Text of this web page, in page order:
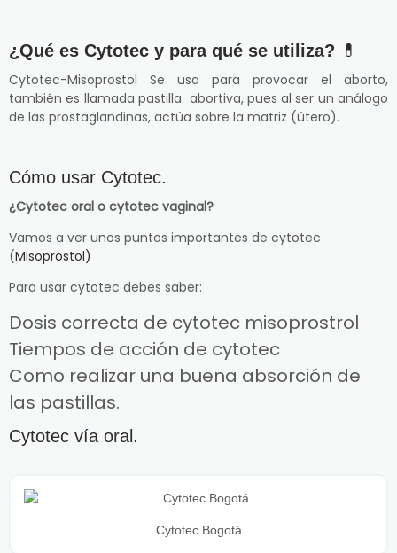
¿Qué es Cytotec y para qué se utiliza? 💊
Cytotec-Misoprostol Se usa para provocar el aborto,
también es llamada pastilla abortiva, pues al ser un análogo
de las prostaglandinas, actúa sobre la matriz (útero).
Cómo usar Cytotec.
¿Cytotec oral o cytotec vaginal?
Vamos a ver unos puntos importantes de cytotec
(Misoprostol)
Para usar cytotec debes saber:
Dosis correcta de cytotec misoprostrol
Tiempos de acción de cytotec
Como realizar una buena absorción de
las pastillas.
Cytotec vía oral.
Cytotec Bogotá